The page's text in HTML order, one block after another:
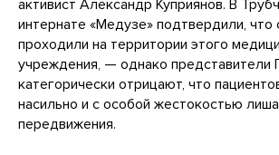
активист Александр Куприянов. В
интернате «Медузе» подтвердили, что
проходили на территории этого
учреждения, — однако представители
категорически отрицают, что
насильно и с особой жестокостью
передвижения.